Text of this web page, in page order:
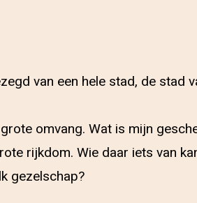
van een hele stad, de stad
omvang. Wat is mijn
rijkdom. Wie daar iets van
gezelschap?